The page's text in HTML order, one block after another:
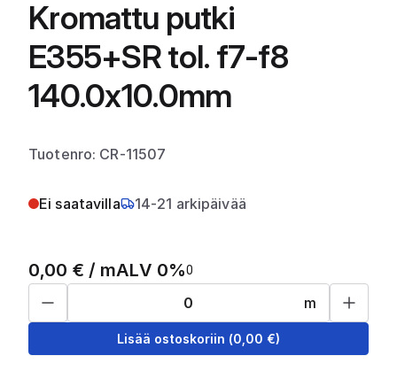
Kromattu putki
E355+SR tol. f7-f8
140.0x10.0mm
Tuotenro: CR-11507
Ei saatavilla 14-21 arkipäivää
0
0,00 € / mALV 0%
m
Lisää ostoskoriin (0,00 €)